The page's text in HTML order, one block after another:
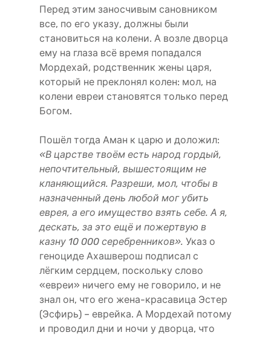
Перед этим заносчивым сановником
все, по его указу, должны были
становиться на колени. А возле дворца
ему на глаза всё время попадался
Мордехай, родственник жены царя,
который не преклонял колен: мол, на
колени евреи становятся только перед
Богом.
Пошёл тогда Аман к царю и доложил:
«В царстве твоём есть народ гордый,
непочтительный, вышестоящим не
кланяющийся. Разреши, мол, чтобы в
назначенный день любой мог убить
еврея, а его имущество взять себе. А я,
дескать, за это ещё и пожертвую в
казну 10 000 серебренников». Указ о
геноциде Ахашверош подписал с
лёгким сердцем, поскольку слово
«евреи» ничего ему не говорило, и не
знал он, что его жена-красавица Эстер
(Эсфирь) – еврейка. А Мордехай потому
и проводил дни и ночи у дворца, что